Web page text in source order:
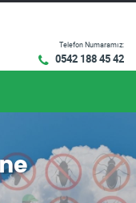
Telefon Numaramız:
0542 188 45 42